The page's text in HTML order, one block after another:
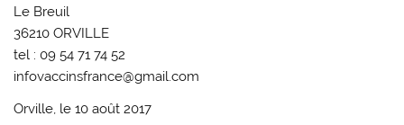
Le Breuil
36210 ORVILLE
tel : 09 54 71 74 52
infovaccinsfrance@gmail.com
Orville, le 10 août 2017